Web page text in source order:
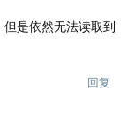
是依然无法读取到
回复